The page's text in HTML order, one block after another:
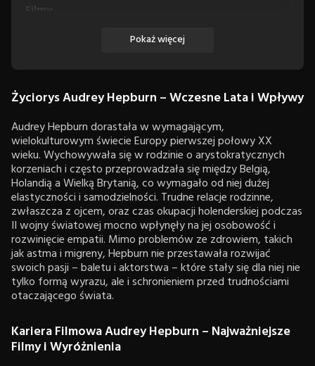
Filmy
Pokaż więcej
Życiorys Audrey Hepburn – Wczesne Lata i Wpływy
Audrey Hepburn dorastała w wymagającym,
wielokulturowym świecie Europy pierwszej połowy XX
wieku. Wychowywała się w rodzinie o arystokratycznych
korzeniach i często przeprowadzała się między Belgią,
Holandią a Wielką Brytanią, co wymagało od niej dużej
elastyczności i samodzielności. Trudne relacje rodzinne,
zwłaszcza z ojcem, oraz czas okupacji holenderskiej podczas
II wojny światowej mocno wpłynęły na jej osobowość i
rozwinięcie empatii. Mimo problemów ze zdrowiem, takich
jak astma i migreny, Hepburn nie przestawała rozwijać
swoich pasji – baletu i aktorstwa – które stały się dla niej nie
tylko formą wyrazu, ale i schronieniem przed trudnościami
otaczającego świata.
Kariera Filmowa Audrey Hepburn – Najważniejsze
Filmy i Wyróżnienia